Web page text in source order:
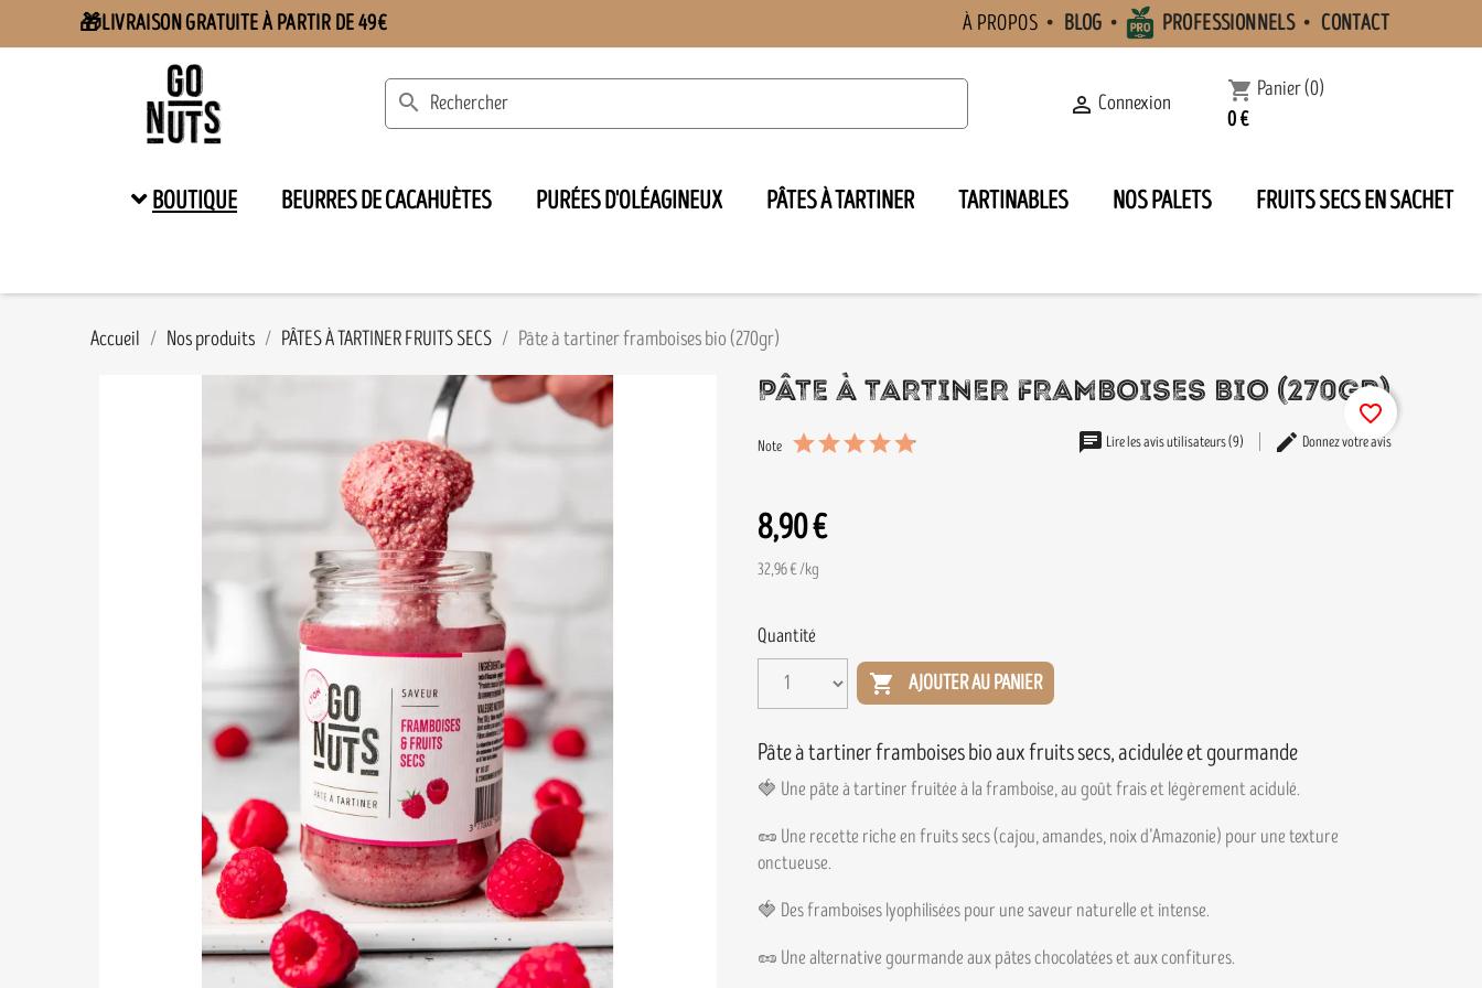
🎁LIVRAISON GRATUITE À PARTIR DE 49€ À PROPOS BLOG PROFESSIONNELS CONTACT
search  Connexion shopping_cart Panier(0)
0 €
BOUTIQUE BEURRES DE CACAHUÈTES PURÉES D'OLÉAGINEUX PÂTES À TARTINER TARTINABLES NOS PALETS FRUITS SECS EN SACHET
Accueil Nos produits PÂTES À TARTINER FRUITS SECS Pâte à tartiner framboises bio (270gr)
PÂTE À TARTINER FRAMBOISES BIO (270GR)
Note Lire les avis utilisateurs (9) Donnez votre avis
8,90 €
32,96 € /kg
Quantité
 AJOUTER AU PANIER
favorite_border
Pâte à tartiner framboises bio aux fruits secs, acidulée et gourmande
🍓 Une pâte à tartiner fruitée à la framboise, au goût frais et légèrement acidulé.
🥜 Une recette riche en fruits secs (cajou, amandes, noix d’Amazonie) pour une texture
onctueuse.
🍓 Des framboises lyophilisées pour une saveur naturelle et intense.
🥜 Une alternative gourmande aux pâtes chocolatées et aux confitures.